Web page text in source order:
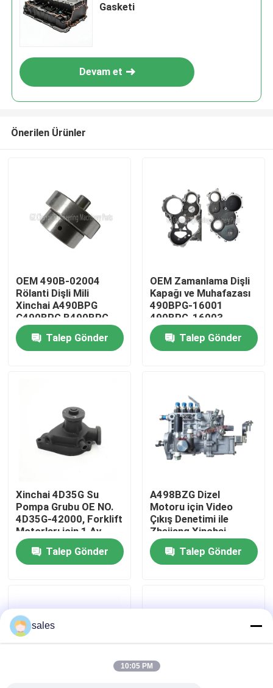
Evde
Hakkımızda
Fabrika turu
Kalite Kontrolü
Bizimle İletişim
Motor montajı
Gasketi
Devam et
Önerilen Ürünler
OEM 490B-02004
Rölanti Dişli Mili
Xinchai A490BPG
C490BPG B490BPG
A495BPG A498BPG
4D27G31 Motorları
için 3 Ay Garantili
Talep Gönder
OEM Zamanlama Dişli
Kapağı ve Muhafazası
490BPG-16001
490BPG-16003
Xinchai A490BPG
4D27G31 Forklift için
Talep Gönder
Xinchai 4D35G Su
Pompa Grubu OE NO.
4D35G-42000, Forklift
Motorları için 1 Ay
Garantili
Talep Gönder
A498BZG Dizel
Motoru için Video
Çıkış Denetimi ile
Zhejiang Xinchai
Yüksek Basınçlı Yakıt
Pompası 4QTF319BZ-
Talep Gönder
sales
10:05 PM